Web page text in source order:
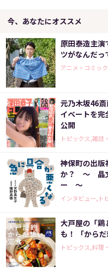
今、あなたにオススメ
原田泰造主演
ツがなんだっ
アニメ・コミック
元乃木坂46
イベートを
公開
トピックス,雑誌
神保町の出版
か？ ～ 晶
ー ～
インタビュー,ト
大戸屋の「鶏
も！ 「から
トピックス,料理